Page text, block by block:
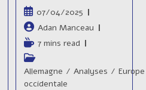
Publication
publiée :
07/04/2025
Auteur/autrice
de
la
publication :
Adan Manceau
Temps
de
lecture :
7 mins read
Post
category:
Allemagne / Analyses / Europe
occidentale